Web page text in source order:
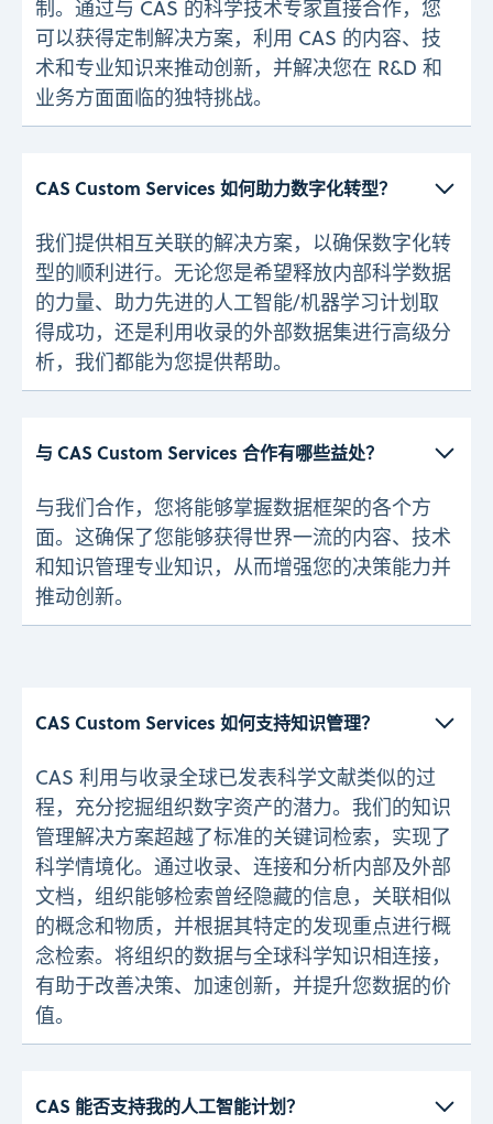
制。通过与 CAS 的科学技术专家直接合作，您
可以获得定制解决方案，利用 CAS 的内容、技
术和专业知识来推动创新，并解决您在 R&D 和
业务方面面临的独特挑战。
CAS Custom Services 如何助力数字化转型？
我们提供相互关联的解决方案，以确保数字化转
型的顺利进行。无论您是希望释放内部科学数据
的力量、助力先进的人工智能/机器学习计划取
得成功，还是利用收录的外部数据集进行高级分
析，我们都能为您提供帮助。
与 CAS Custom Services 合作有哪些益处？
与我们合作，您将能够掌握数据框架的各个方
面。这确保了您能够获得世界一流的内容、技术
和知识管理专业知识，从而增强您的决策能力并
推动创新。
CAS Custom Services 如何支持知识管理？
CAS 利用与收录全球已发表科学文献类似的过
程，充分挖掘组织数字资产的潜力。我们的知识
管理解决方案超越了标准的关键词检索，实现了
科学情境化。通过收录、连接和分析内部及外部
文档，组织能够检索曾经隐藏的信息，关联相似
的概念和物质，并根据其特定的发现重点进行概
念检索。将组织的数据与全球科学知识相连接，
有助于改善决策、加速创新，并提升您数据的价
值。
CAS 能否支持我的人工智能计划？